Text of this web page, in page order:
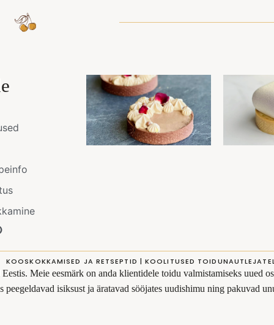
KOOSKOKKAMISED JA RETSEPTID | KOOLITUSED
Meie eesmärk on anda klientidele toidu valmistamiseks uued
peegeldavad isiksust ja äratavad sööjates uudishimu ning pakuvad